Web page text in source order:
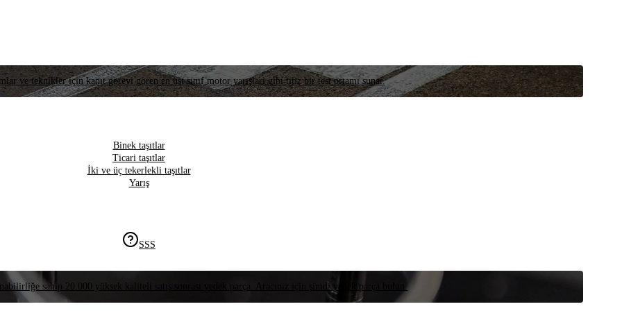
ve teknikler için kanıt görevi gören en üst sınıf motor yarışları gibi titiz bir test ortamı sunar.
Binek taşıtlar
Ticari taşıtlar
İki ve üç tekerlekli taşıtlar
Yarış
SSS
sahip 20.000 yüksek kaliteli satış sonrası yedek parça. Aracınız için şimdi yedek parça bulun.